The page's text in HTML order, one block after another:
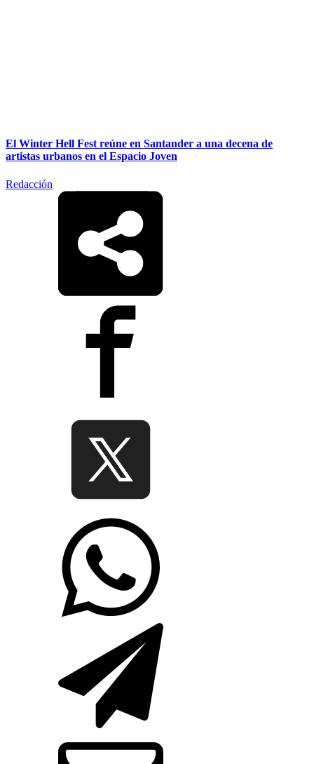
El Winter Hell Fest reúne en Santander a una decena de
artistas urbanos en el Espacio Joven
Redacción